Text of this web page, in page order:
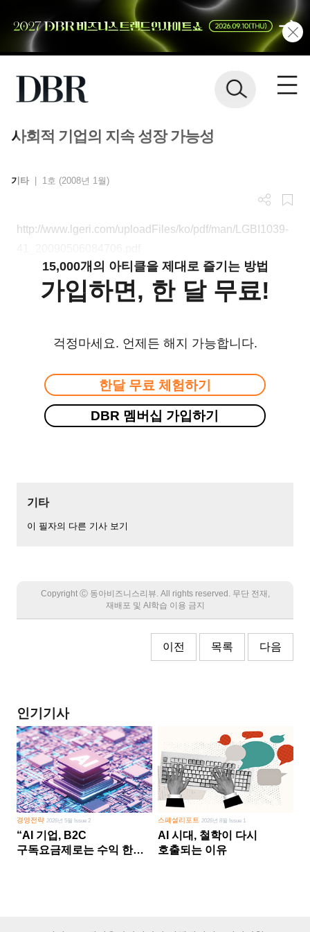
사회적 기업의 지속 성장 가능성
기타 1호 (2008년 1월)
http://www.lgeri.com/uploadFiles/ko/pdf/man/LGBI1039-
15,000개의 아티클을 제대로 즐기는 방법
가입하면, 한 달 무료!
걱정마세요. 언제든 해지 가능합니다.
한달 무료 체험하기
DBR 멤버십 가입하기
기타
이 필자의 다른 기사 보기
Copyright Ⓒ 동아비즈니스리뷰. All rights reserved. 무단 전재,
재배포 및 AI학습 이용 금지
이전 목록 다음
인기기사
경영전략 2026년 5월 Issue 2
“AI 기업, B2C
구독요금제로는 수익 한계
스페셜리포트 2026년 8월 Issue 1
AI 시대, 철학이 다시
호출되는 이유